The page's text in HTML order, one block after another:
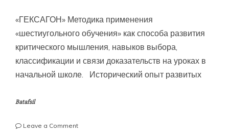
«ГЕКСАГОН» Методика применения
«шестиугольного обучения» как способа развития
критического мышления, навыков выбора,
классификации и связи доказательств на уроках в
начальной школе. Исторический опыт развитых
Batafsil
Leave a Commenton